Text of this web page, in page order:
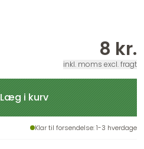
8 kr.
inkl. moms excl. fragt
Læg i kurv
Klar til forsendelse: 1-3 hverdage